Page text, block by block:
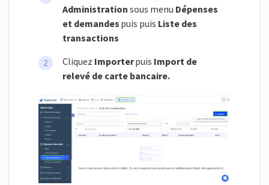
Administration sous menu Dépenses
et demandes puis puis Liste des
transactions
Cliquez Importerpuis Import de
relevé de carte bancaire.